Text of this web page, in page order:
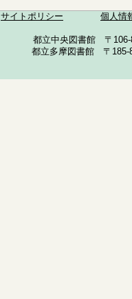
サイトポリシー 個人情
都立中央図書館 〒
都立多摩図書館 〒185-